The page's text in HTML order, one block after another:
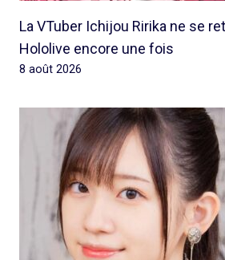
La VTuber Ichijou Ririka ne se
Hololive encore une fois
8 août 2026